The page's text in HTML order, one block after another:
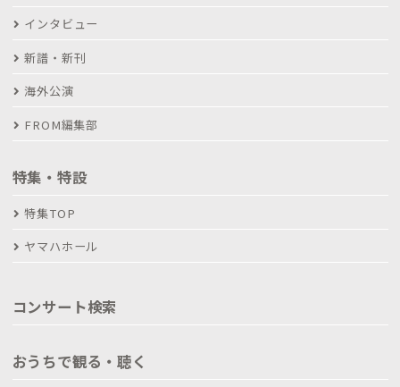
インタビュー
新譜・新刊
海外公演
FROM編集部
特集・特設
特集TOP
ヤマハホール
コンサート検索
おうちで観る・聴く